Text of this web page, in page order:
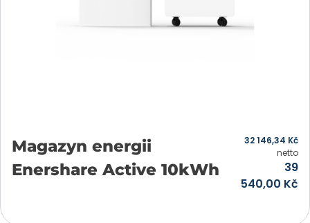
Magazyn energii
Enershare Active 10kWh
39
540,00 Kč
32 146,34 Kč
netto